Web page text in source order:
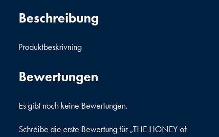
ml
Beschreibung
Produktbeskrivning
Bewertungen
Es gibt noch keine Bewertungen.
Schreibe die erste Bewertung für „THE HONEY of